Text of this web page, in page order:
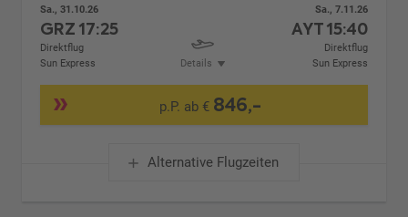
Sa., 31.10.26
GRZ17:25
Direktflug
Sun Express
Details
Sa., 7.11.26
AYT15:40
Direktflug
Sun Express
p.P. ab € 846,-
Alternative Flugzeiten